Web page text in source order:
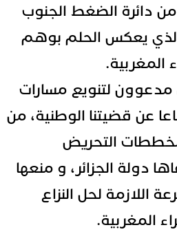
دائرة الضغط الجنوب
يعكس الحلم بوهم
لتنويع مسارات
عن قضيتنا الوطنية، من
التحريض
دولة الجزائر، و منعها
اللازمة لحل النزاع
المغربية.